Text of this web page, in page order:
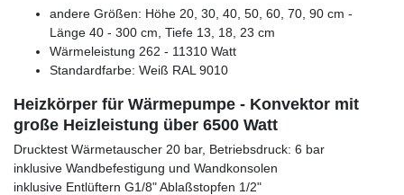
andere Größen: Höhe 20, 30, 40, 50, 60, 70, 90 cm -
Länge 40 - 300 cm, Tiefe 13, 18, 23 cm
Wärmeleistung 262 - 11310 Watt
Standardfarbe: Weiß RAL 9010
Heizkörper für Wärmepumpe - Konvektor mit
große Heizleistung über 6500 Watt
Drucktest Wärmetauscher 20 bar, Betriebsdruck: 6 bar
inklusive Wandbefestigung und Wandkonsolen
inklusive Entlüftern G1/8" Ablaßstopfen 1/2"